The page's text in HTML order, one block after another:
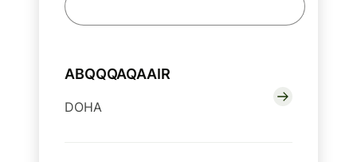
ABQQQAQAAIR
DOHA